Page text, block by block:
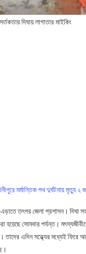
দিঘায় লাগাতার মাইকিং
মর্মান্তিক পথ দুর্ঘটনায় মৃত্যু
এড়াতে তৎপর জেলা প্রশাসন। দিঘা
হয়েছে সোমবার পর্যন্ত।
তাদের এদিন সন্ধ্যের মধ্যেই ফিরে